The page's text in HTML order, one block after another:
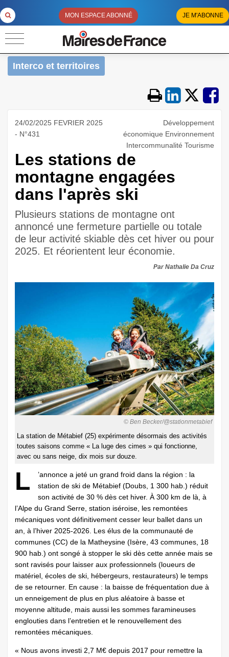
MON ESPACE ABONNÉ JE M'ABONNE
Interco et territoires
24/02/2025 FEVRIER 2025
- N°431
Développement
économique Environnement
Intercommunalité Tourisme
Les stations de
montagne engagées
dans l'après ski
Plusieurs stations de montagne ont
annoncé une fermeture partielle ou totale
de leur activité skiable dès cet hiver ou pour
2025. Et réorientent leur économie.
Par Nathalie Da Cruz
© Ben Becker/@stationmetabief
La station de Métabief (25) expérimente désormais des activités
toutes saisons comme « La luge des cimes » qui fonctionne,
avec ou sans neige, dix mois sur douze.
L
’annonce a jeté un grand froid dans la région : la
station de ski de Métabief (Doubs, 1 300 hab.) réduit
son activité de 30 % dès cet hiver. À 300 km de là, à
l’Alpe du Grand Serre, station iséroise, les remontées
mécaniques vont définitivement cesser leur ballet dans un
an, à l’hiver 2025-2026. Les élus de la communauté de
communes (CC) de la Matheysine (Isère, 43 communes, 18
900 hab.) ont songé à stopper le ski dès cette année mais se
sont ravisés pour laisser aux professionnels (loueurs de
matériel, écoles de ski, hébergeurs, restaurateurs) le temps
de se retourner. En cause : la baisse de fréquentation due à
un enneigement de plus en plus aléatoire à basse et
moyenne altitude, mais aussi les sommes faramineuses
englouties dans l’entretien et le renouvellement des
remontées mécaniques.
« Nous avons investi 2,7 M€ depuis 2017 pour remettre la